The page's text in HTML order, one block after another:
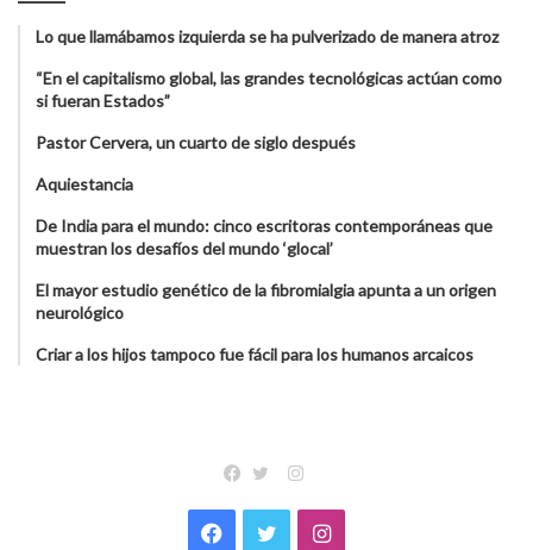
Lo que llamábamos izquierda se ha pulverizado de manera atroz
“En el capitalismo global, las grandes tecnológicas actúan como
si fueran Estados”
Pastor Cervera, un cuarto de siglo después
Aquiestancia
De India para el mundo: cinco escritoras contemporáneas que
muestran los desafíos del mundo ‘glocal’
El mayor estudio genético de la fibromialgia apunta a un origen
neurológico
Criar a los hijos tampoco fue fácil para los humanos arcaicos
Instagram
Facebook
TwitterInstagram